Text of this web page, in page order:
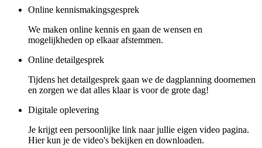
Online kennismakingsgesprek
We maken online kennis en gaan de wensen en
mogelijkheden op elkaar afstemmen.
Online detailgesprek
Tijdens het detailgesprek gaan we de dagplanning doornemen
en zorgen we dat alles klaar is voor de grote dag!
Digitale oplevering
Je krijgt een persoonlijke link naar jullie eigen video pagina.
Hier kun je de video's bekijken en downloaden.